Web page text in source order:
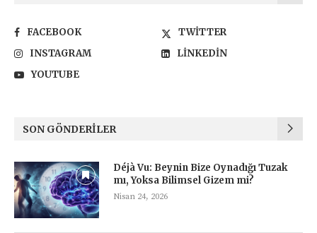
FACEBOOK
TWITTER
INSTAGRAM
LINKEDIN
YOUTUBE
SON GÖNDERILER
Déjà Vu: Beynin Bize Oynadığı Tuzak
mı, Yoksa Bilimsel Gizem mi?
Nisan 24, 2026